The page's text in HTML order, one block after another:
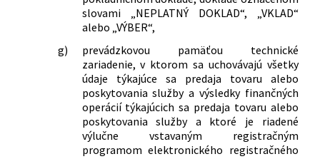
elektronickej registračnej pokladnice a
o zmene a doplnení zákona Slovenskej
národnej rady č. 511/1992 Zb. o správe
daní a poplatkov a o zmenách v sústave
územných finančných orgánov v znení
neskorších predpisov v znení
neskorších predpisov
368/2018 Z. z.
Zákon, ktorým sa mení a dopĺňa zákon
č. 289/2008 Z. z. o používaní
slovami „NEPLATNÝ DOKLAD“, „VKLAD“
alebo „VÝBER“,
g)
prevádzkovou pamäťou technické
zariadenie, v ktorom sa uchovávajú všetky
údaje týkajúce sa predaja tovaru alebo
poskytovania služby a výsledky finančných
operácií týkajúcich sa predaja tovaru alebo
poskytovania služby a ktoré je riadené
výlučne vstavaným registračným
programom elektronického registračného